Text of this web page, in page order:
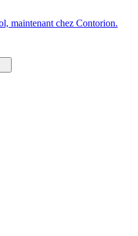
maintenant chez Contorion.